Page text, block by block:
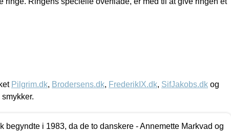
Pilgrim.dk, Brodersens.dk, FrederikIX.dk, SifJakobs.dk og
begyndte i 1983, da de to danskere - Annemette Markvad og